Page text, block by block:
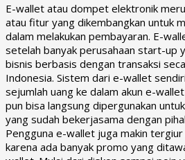
E-wallet atau dompet elektronik
atau fitur yang dikembangkan untuk
dalam melakukan pembayaran. E-
setelah banyak perusahaan start-up
bisnis berbasis dengan transaksi
Indonesia. Sistem dari e-wallet
sejumlah uang ke dalam akun e-
pun bisa langsung dipergunakan
yang sudah bekerjasama dengan
Pengguna e-wallet juga makin
karena ada banyak promo yang